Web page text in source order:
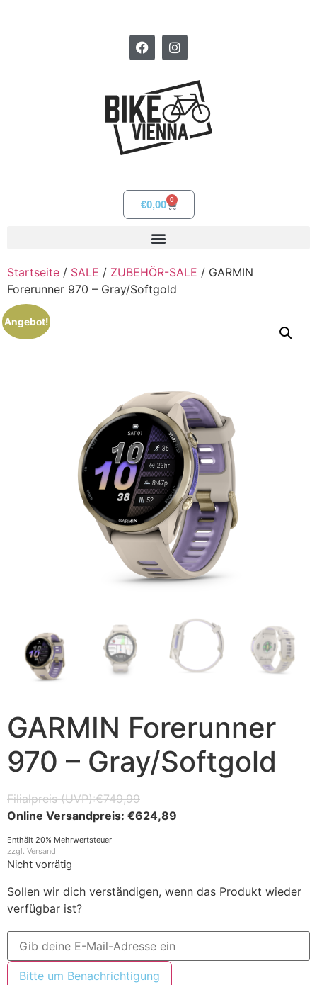
€0,00 0
Startseite / SALE / ZUBEHÖR-SALE / GARMIN
Forerunner 970 – Gray/Softgold
Angebot!
GARMIN Forerunner
970 – Gray/Softgold
€749,99
€624,89
Enthält 20% Mehrwertsteuer
zzgl. Versand
Nicht vorrätig
Sollen wir dich verständigen, wenn das Produkt wieder
verfügbar ist?
Bitte um Benachrichtigung